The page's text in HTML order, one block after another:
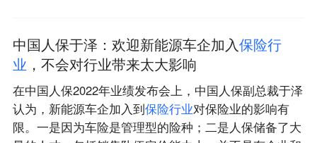
中国人保于泽：欢迎新能源车企加入保险行
业 ，不会对行业带来太大影响
在中国人保2022年业绩发布会上，中国人保副总裁于泽
认为，新能源车企加入到保险行业对保险业的影响有
限。一是因为车险是管理型的险种；二是人保储备了大